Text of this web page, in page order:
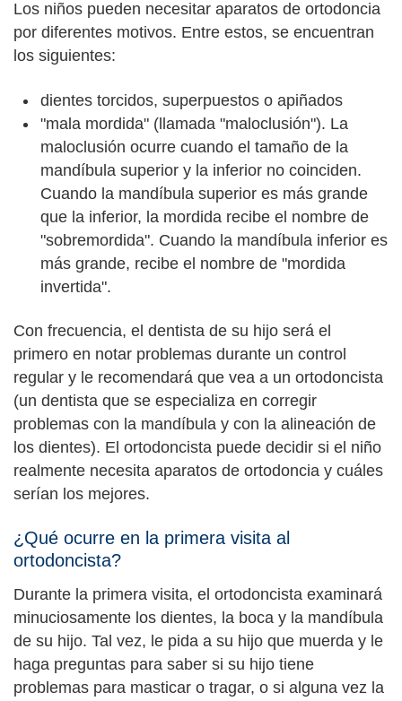
Los niños pueden necesitar aparatos de ortodoncia
por diferentes motivos. Entre estos, se encuentran
los siguientes:
dientes torcidos, superpuestos o apiñados
"mala mordida" (llamada "maloclusión"). La
maloclusión ocurre cuando el tamaño de la
mandíbula superior y la inferior no coinciden.
Cuando la mandíbula superior es más grande
que la inferior, la mordida recibe el nombre de
"sobremordida". Cuando la mandíbula inferior es
más grande, recibe el nombre de "mordida
invertida".
Con frecuencia, el dentista de su hijo será el
primero en notar problemas durante un control
regular y le recomendará que vea a un ortodoncista
(un dentista que se especializa en corregir
problemas con la mandíbula y con la alineación de
los dientes). El ortodoncista puede decidir si el niño
realmente necesita aparatos de ortodoncia y cuáles
serían los mejores.
¿Qué ocurre en la primera visita al
ortodoncista?
Durante la primera visita, el ortodoncista examinará
minuciosamente los dientes, la boca y la mandíbula
de su hijo. Tal vez, le pida a su hijo que muerda y le
haga preguntas para saber si su hijo tiene
problemas para masticar o tragar, o si alguna vez la